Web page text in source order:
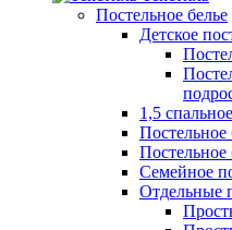
Постельное белье
Детское
1,5
Постельное
Постельное
Семейное
Отдельные